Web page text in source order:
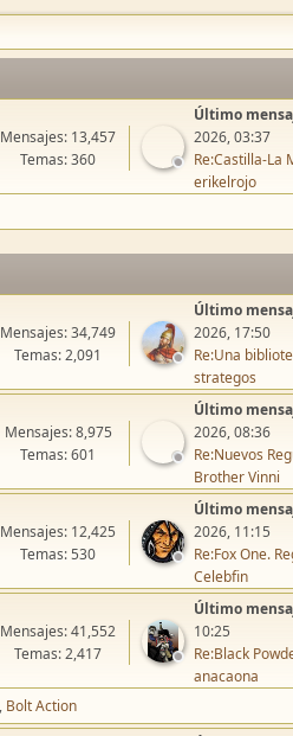
Mensajes: 13,457
Temas: 360
Último
2026, 03:37
Re:Castilla-La
erikelrojo
Mensajes: 34,749
Temas: 2,091
Último
2026, 17:50
Re:Una
strategos
Mensajes: 8,975
Temas: 601
Último
2026, 08:36
Re:Nuevos
Brother Vinni
Mensajes: 12,425
Temas: 530
Último
2026, 11:15
Re:Fox One.
Celebfin
Mensajes: 41,552
Temas: 2,417
Último
10:25
Re:Black
anacaona
Bolt Action